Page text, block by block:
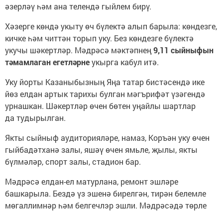
әзерләү һәм ана телендә гыйлем бирү.
Хәзерге көндә укыту өч бүлектә алып барыла: көндезге,
кичке һәм читтән торып уку. Без көндезге бүлектә
укучы шәкертләр. Мәдрәсә мәктәпнең 9,11 сыйныфын
тәмамлаган егетләрнеукырга кабул итә.
Уку йорты Казаныбызның Яңа татар бистәсендә ике
йөз елдан артык тарихы булган мәгърифәт үзәгендә
урнашкан. Шәкертләр өчен бөтен уңайлы шартлар
да тудырылган.
Якты сыйныф аудиторияләре, намаз, Коръән уку өчен
гыйбадәтханә залы, яшәү өчен ямьле, җылы, якты
бүлмәләр, спорт залы, стадион бар.
Мәдрәсә елдан-ел матурлана, ремонт эшләре
башкарыла. Бездә үз эшенә бирелгән, тирән белемле
мөгаллимнәр һәм белгечлэр эшли. Мәдрәсәдә төрле